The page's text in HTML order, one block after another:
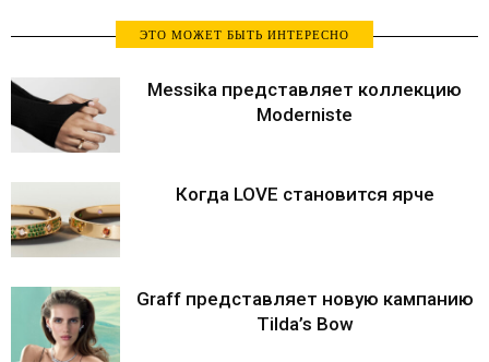
ЭТО МОЖЕТ БЫТЬ ИНТЕРЕСНО
Messika представляет коллекцию
Moderniste
Когда LOVE становится ярче
Graff представляет новую кампанию
Tilda’s Bow